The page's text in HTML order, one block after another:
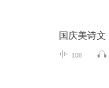
国庆美诗文
108